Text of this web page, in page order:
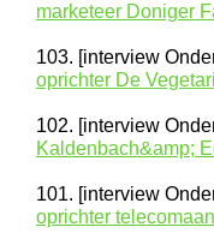
marketeer Doniger
103. [interview
oprichter De
102. [interview
Kaldenbach&amp;
101. [interview
oprichter